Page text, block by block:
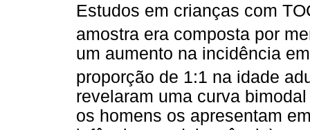
Estudos em crianças com
amostra era composta por
um aumento na incidência
proporção de 1:1 na idade
revelaram uma curva
os homens os apresentam